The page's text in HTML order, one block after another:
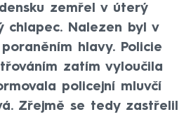
zemřel v úterý
chlapec. Nalezen byl v
hlavy. Policie
zatím vyloučila
policejní mluvčí
Zřejmě se tedy zastřelil